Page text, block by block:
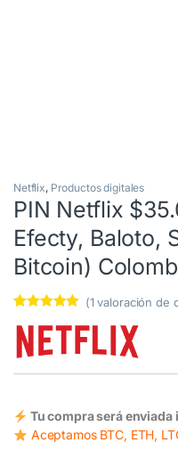
Netflix, Productos digitales
PIN Netflix
Efecty, Baloto,
Bitcoin)
5.00
sobre
5 basado en
puntuación
(1 valoración de
Tu compra será
Aceptamos BTC, ETH,